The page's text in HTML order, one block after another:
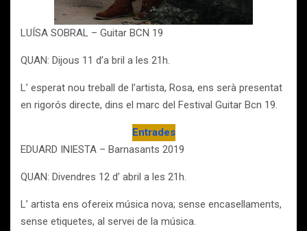
LUÍSA SOBRAL – Guitar BCN 19
QUAN: Dijous 11 d’a bril a les 21h.
L’ esperat nou treball de l’artista, Rosa, ens serà presentat
en rigorós directe, dins el marc del Festival Guitar Bcn 19.
Entrades
EDUARD INIESTA – Barnasants 2019
QUAN: Divendres 12 d’ abril a les 21h.
L’ artista ens ofereix música nova; sense encasellaments,
sense etiquetes, al servei de la música.